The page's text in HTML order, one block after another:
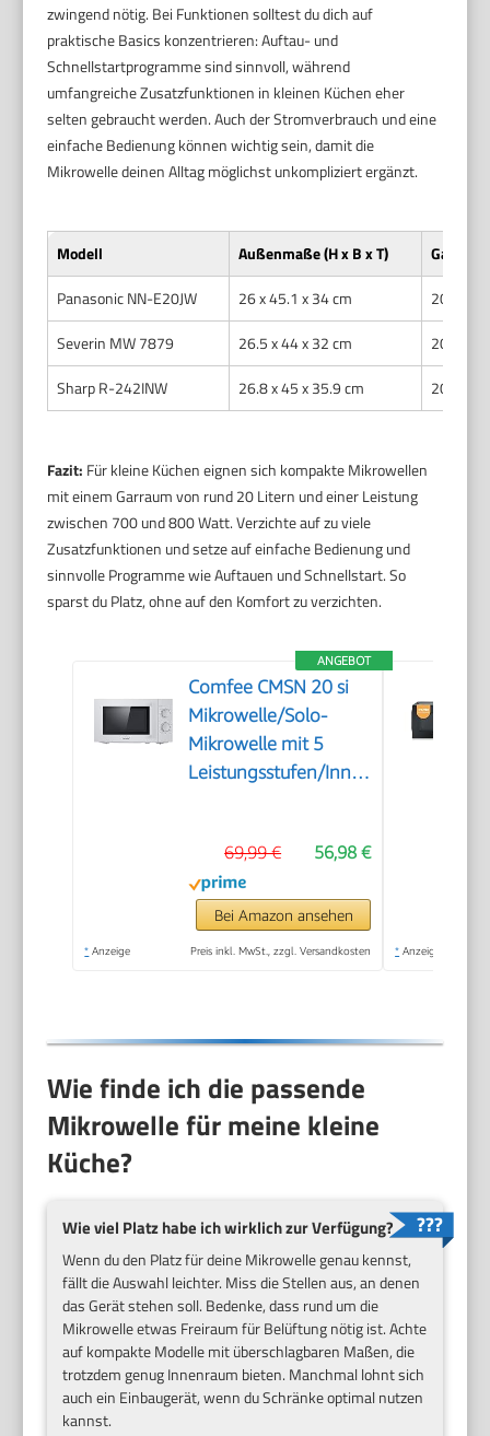
zwingend nötig. Bei Funktionen solltest du dich auf
praktische Basics konzentrieren: Auftau- und
Schnellstartprogramme sind sinnvoll, während
umfangreiche Zusatzfunktionen in kleinen Küchen eher
selten gebraucht werden. Auch der Stromverbrauch und eine
einfache Bedienung können wichtig sein, damit die
Mikrowelle deinen Alltag möglichst unkompliziert ergänzt.
Modell Außenmaße (H x B x T)
Panasonic NN-E20JW
26 x 45.1 x 34 cm
20
Severin MW 7879
26.5 x 44 x 32 cm
20
Sharp R-242INW
26.8 x 45 x 35.9 cm 20
Fazit: Für kleine Küchen eignen sich kompakte Mikrowellen
mit einem Garraum von rund 20 Litern und einer Leistung
zwischen 700 und 800 Watt. Verzichte auf zu viele
Zusatzfunktionen und setze auf einfache Bedienung und
sinnvolle Programme wie Auftauen und Schnellstart. So
sparst du Platz, ohne auf den Komfort zu verzichten.
ANGEBOT
Comfee CMSN 20 si
Mikrowelle/Solo-
Mikrowelle mit 5
Leistungsstufen/Innenbeleuchtung/
Silber
56,98 €
69,99 €
Bei Amazon ansehen
* Anzeige Preis inkl. MwSt., zzgl. Versandkosten * Anzeige
Wie finde ich die passende
Mikrowelle für meine kleine
Küche?
Wie viel Platz habe ich wirklich zur Verfügung?
Wenn du den Platz für deine Mikrowelle genau kennst,
fällt die Auswahl leichter. Miss die Stellen aus, an denen
das Gerät stehen soll. Bedenke, dass rund um die
Mikrowelle etwas Freiraum für Belüftung nötig ist. Achte
auf kompakte Modelle mit überschlagbaren Maßen, die
trotzdem genug Innenraum bieten. Manchmal lohnt sich
auch ein Einbaugerät, wenn du Schränke optimal nutzen
kannst.